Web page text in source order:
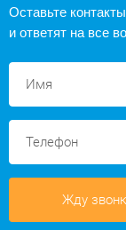
Оставьте
и ответят на все
Жду